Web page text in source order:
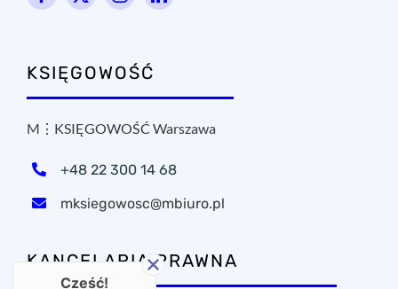
KSIĘGOWOŚĆ
M⋮KSIĘGOWOŚĆ Warszawa
+48 22 300 14 68
mksiegowosc@mbiuro.pl
KANCELARIA PRAWNA
Cześć!